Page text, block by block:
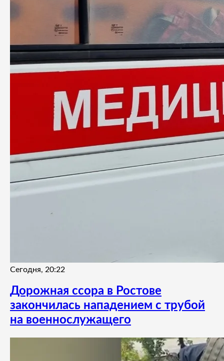
Сегодня, 20:22
Дорожная ссора в Ростове
закончилась нападением с трубой
на военнослужащего